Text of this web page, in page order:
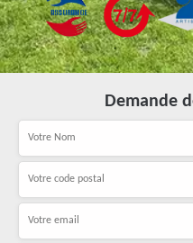
Demande